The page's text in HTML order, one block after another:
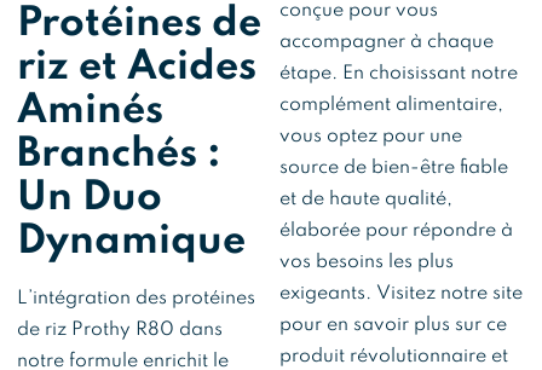
Protéines de
riz et Acides
Aminés
Branchés :
Un Duo
Dynamique
L’intégration des protéines
de riz Prothy R80 dans
notre formule enrichit le
conçue pour vous
accompagner à chaque
étape. En choisissant notre
complément alimentaire,
vous optez pour une
source de bien-être fiable
et de haute qualité,
élaborée pour répondre à
vos besoins les plus
exigeants. Visitez notre site
pour en savoir plus sur ce
produit révolutionnaire et